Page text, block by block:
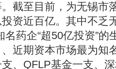
截至目前，为无锡市
资近百亿。其中不乏
名药企“超50亿投资”
近期资本市场最为知
、QFLP基金一支、